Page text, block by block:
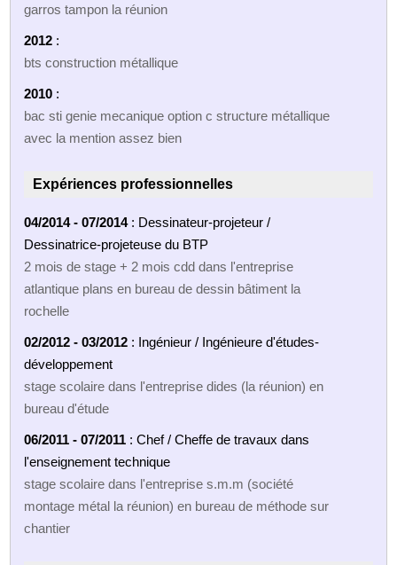
garros tampon la réunion
2012 :
bts construction métallique
2010 :
bac sti genie mecanique option c structure métallique
avec la mention assez bien
Expériences professionnelles
04/2014 - 07/2014: Dessinateur-projeteur /
Dessinatrice-projeteuse du BTP
2 mois de stage + 2 mois cdd dans l'entreprise
atlantique plans en bureau de dessin bâtiment la
rochelle
02/2012 - 03/2012 : Ingénieur / Ingénieure d'études-
développement
stage scolaire dans l'entreprise dides (la réunion) en
bureau d'étude
06/2011 - 07/2011 : Chef / Cheffe de travaux dans
l'enseignement technique
stage scolaire dans l'entreprise s.m.m (société
montage métal la réunion) en bureau de méthode sur
chantier